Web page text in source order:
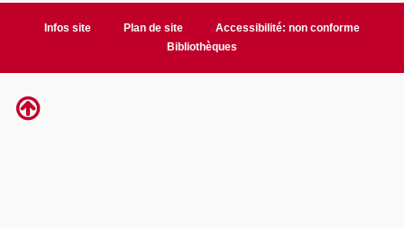
Infos site Plan de site
Accessibilité: non conforme
Bibliothèques